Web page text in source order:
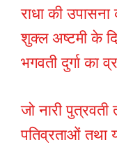
राधा की
शुक्ल अष्टमी के
भगवती दुर्गा का
जो नारी पुत्रवती
पतिव्रताओं तथा